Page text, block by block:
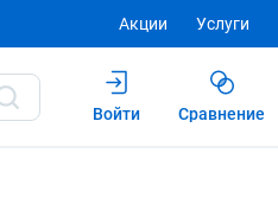
Акции Услуги
Войти
Сравнение